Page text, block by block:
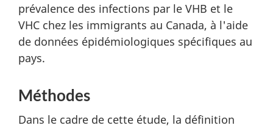
prévalence des infections par le VHB et le
VHC chez les immigrants au Canada, à l'aide
de données épidémiologiques spécifiques au
pays.
Méthodes
Dans le cadre de cette étude, la définition